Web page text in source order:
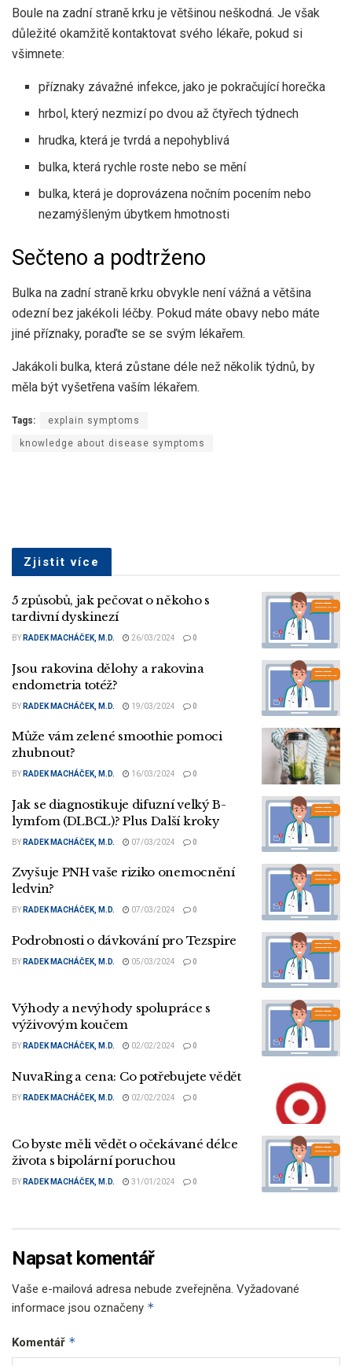
Boule na zadní straně krku je většinou neškodná. Je však
důležité okamžitě kontaktovat svého lékaře, pokud si
všimnete:
příznaky závažné infekce, jako je pokračující horečka
hrbol, který nezmizí po dvou až čtyřech týdnech
hrudka, která je tvrdá a nepohyblivá
bulka, která rychle roste nebo se mění
bulka, která je doprovázena nočním pocením nebo
nezamýšleným úbytkem hmotnosti
Sečteno a podtrženo
Bulka na zadní straně krku obvykle není vážná a většina
odezní bez jakékoli léčby. Pokud máte obavy nebo máte
jiné příznaky, poraďte se se svým lékařem.
Jakákoli bulka, která zůstane déle než několik týdnů, by
měla být vyšetřena vaším lékařem.
Tags: explain symptoms
knowledge about disease symptoms
Zjistit více
5 způsobů, jak pečovat o někoho s
tardivní dyskinezí
BY RADEK MACHÁČEK, M.D. 26/03/2024 0
Jsou rakovina dělohy a rakovina
endometria totéž?
BY RADEK MACHÁČEK, M.D. 19/03/2024 0
Může vám zelené smoothie pomoci
zhubnout?
BY RADEK MACHÁČEK, M.D. 16/03/2024 0
Jak se diagnostikuje difuzní velký B-
lymfom (DLBCL)? Plus Další kroky
BY RADEK MACHÁČEK, M.D. 07/03/2024 0
Zvyšuje PNH vaše riziko onemocnění
ledvin?
BY RADEK MACHÁČEK, M.D. 07/03/2024 0
Podrobnosti o dávkování pro Tezspire
BY RADEK MACHÁČEK, M.D. 05/03/2024 0
Výhody a nevýhody spolupráce s
výživovým koučem
BY RADEK MACHÁČEK, M.D. 02/02/2024 0
NuvaRing a cena: Co potřebujete vědět
BY RADEK MACHÁČEK, M.D. 02/02/2024 0
Co byste měli vědět o očekávané délce
života s bipolární poruchou
BY RADEK MACHÁČEK, M.D. 31/01/2024 0
Napsat komentář
Vaše e-mailová adresa nebude zveřejněna. Vyžadované
informace jsou označeny *
Komentář *